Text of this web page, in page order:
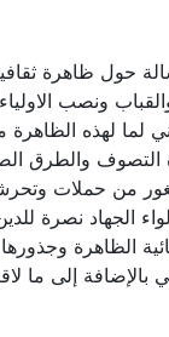
حول ظاهرة
ونصب
لما لهذه الظاهرة
والطرق
من حملات
الجهاد نصرة
الظاهرة
بالإضافة إلى ما